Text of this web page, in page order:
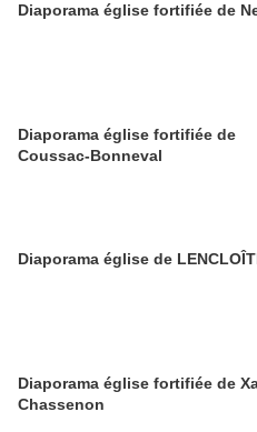
Diaporama église fortifiée de
Diaporama église fortifiée de
Coussac-Bonneval
Diaporama église de
Diaporama église fortifiée de
Chassenon